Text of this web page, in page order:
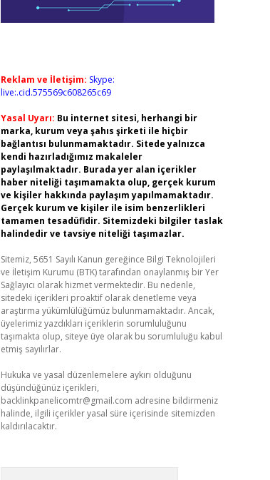
Reklam ve İletişim: Skype:
live:.cid.575569c608265c69
Yasal Uyarı: Bu internet sitesi, herhangi bir
marka, kurum veya şahıs şirketi ile hiçbir
bağlantısı bulunmamaktadır. Sitede yalnızca
kendi hazırladığımız makaleler
paylaşılmaktadır. Burada yer alan içerikler
haber niteliği taşımamakta olup, gerçek kurum
ve kişiler hakkında paylaşım yapılmamaktadır.
Gerçek kurum ve kişiler ile isim benzerlikleri
tamamen tesadüfidir. Sitemizdeki bilgiler taslak
halindedir ve tavsiye niteliği taşımazlar.
Sitemiz, 5651 Sayılı Kanun gereğince Bilgi Teknolojileri
ve İletişim Kurumu (BTK) tarafından onaylanmış bir Yer
Sağlayıcı olarak hizmet vermektedir. Bu nedenle,
sitedeki içerikleri proaktif olarak denetleme veya
araştırma yükümlülüğümüz bulunmamaktadır. Ancak,
üyelerimiz yazdıkları içeriklerin sorumluluğunu
taşımakta olup, siteye üye olarak bu sorumluluğu kabul
etmiş sayılırlar.
Hukuka ve yasal düzenlemelere aykırı olduğunu
düşündüğünüz içerikleri,
backlinkpanelicomtr@gmail.com adresine bildirmeniz
halinde, ilgili içerikler yasal süre içerisinde sitemizden
kaldırılacaktır.